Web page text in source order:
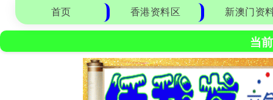
首页 香港资料区 新澳门资
当